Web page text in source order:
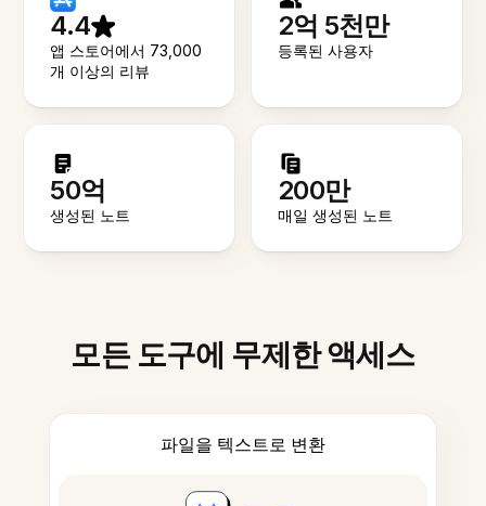
4.4
앱 스토어에서 73,000
개 이상의 리뷰
2억 5천만
등록된 사용자
50억
생성된 노트
200만
매일 생성된 노트
모든 도구에 무제한 액세스
파일을 텍스트로 변환